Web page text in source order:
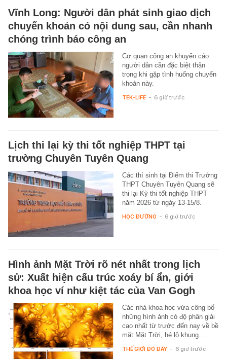
Vĩnh Long: Người dân phát sinh giao dịch
chuyển khoản có nội dung sau, cần nhanh
chóng trình báo công an
Cơ quan công an khuyến cáo
người dân cần đặc biệt thận
trọng khi gặp tình huống chuyển
khoản này.
TEK-LIFE - 6 giờ trước
Lịch thi lại kỳ thi tốt nghiệp THPT tại
trường Chuyên Tuyên Quang
Các thí sinh tại Điểm thi Trường
THPT Chuyên Tuyên Quang sẽ
thi lại Kỳ thi tốt nghiệp THPT
năm 2026 từ ngày 13-15/8.
HỌC ĐƯỜNG - 6 giờ trước
Hình ảnh Mặt Trời rõ nét nhất trong lịch
sử: Xuất hiện cấu trúc xoáy bí ẩn, giới
khoa học ví như kiệt tác của Van Gogh
Các nhà khoa học vừa công bố
những hình ảnh có độ phân giải
cao nhất từ trước đến nay về bề
mặt Mặt Trời, hé lộ khung…
THẾ GIỚI ĐÓ ĐÂY - 6 giờ trước